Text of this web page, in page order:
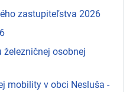
zastupiteľstva 2026
železničnej osobnej
mobility v obci Nesluša -